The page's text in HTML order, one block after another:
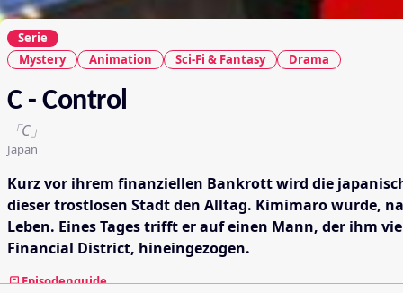
Serie
Mystery
Animation Sci-Fi & Fantasy Drama
C - Control
「C」
Japan
Kurz vor ihrem finanziellen Bankrott wird die
dieser trostlosen Stadt den Alltag. Kimimaro wurde,
Leben. Eines Tages trifft er auf einen Mann, der ihm
Financial District, hineingezogen.
Episodenguide